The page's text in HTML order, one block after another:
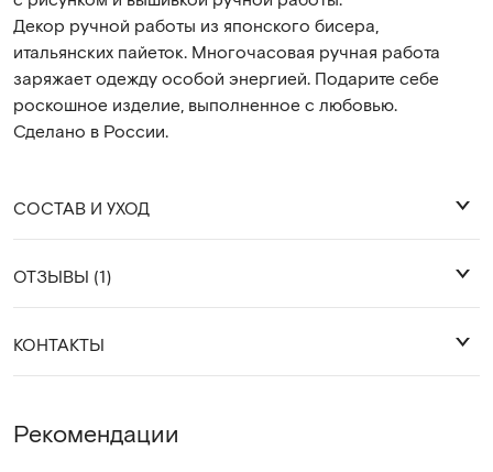
Декор ручной работы из японского бисера,
итальянских пайеток. Многочасовая ручная работа
заряжает одежду особой энергией. Подарите себе
роскошное изделие, выполненное с любовью.
Сделано в России.
СОСТАВ И УХОД
92% хлопок 8% лайкра
ОТЗЫВЫ (1)
желтонова ю.
деталей. А тут все, как надо - пуговицы
правильные, узелки замаскированы очень
КОНТАКТЫ
WhatsApp
Telegram
Рекомендации